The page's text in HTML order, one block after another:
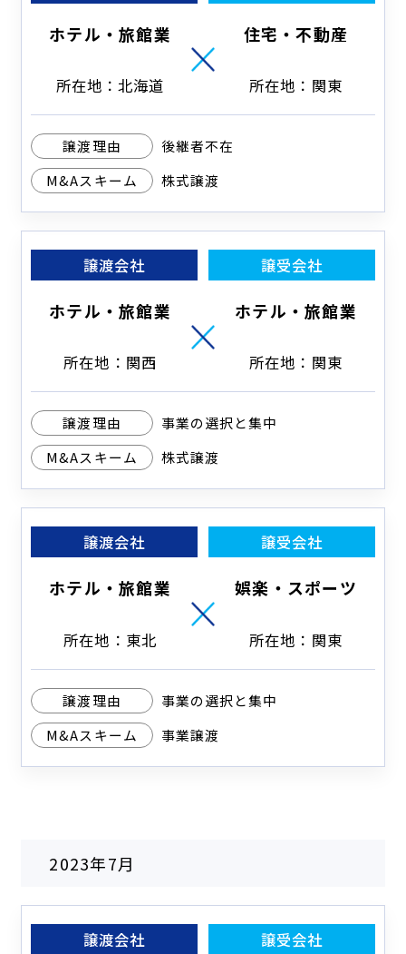
ホテル・旅館業
所在地：北海道
住宅・不動産
所在地：関東
譲渡理由
後継者不在
M&Aスキーム
株式譲渡
譲渡会社
ホテル・旅館業
所在地：関西
譲受会社
ホテル・旅館業
所在地：関東
譲渡理由
事業の選択と集中
M&Aスキーム
株式譲渡
譲渡会社
ホテル・旅館業
所在地：東北
譲受会社
娯楽・スポーツ
所在地：関東
譲渡理由
事業の選択と集中
M&Aスキーム
事業譲渡
2023年7月
譲渡会社 譲受会社